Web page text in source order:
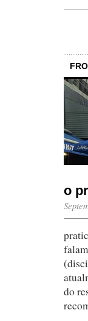
o
do